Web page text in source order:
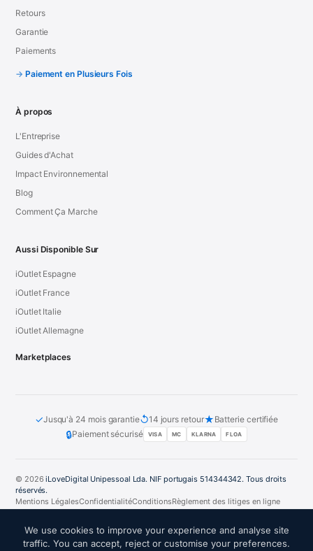
Retours
Garantie
Paiements
Paiement en Plusieurs Fois
À propos
L'Entreprise
Guides d'Achat
Impact Environnemental
Blog
Comment Ça Marche
Aussi Disponible Sur
iOutlet Espagne
iOutlet France
iOutlet Italie
iOutlet Allemagne
Marketplaces
✓Jusqu'à 24 mois garantie↺14 jours retour★ Batterie certifiée
🔒Paiement sécurisé VISA MC KLARNA FLOA
© 2026iLoveDigital Unipessoal Lda. NIF portugais 514344342. Tous droits
réservés.
Mentions LégalesConfidentialitéConditionsRèglement des litiges en ligne
We use cookies to improve your experience and analyse site
traffic. You can accept, reject or customise your preferences.